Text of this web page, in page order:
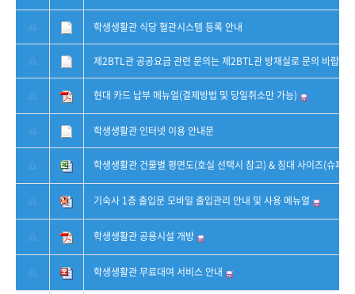
학생생활관 식당 혈관시스템 등록 안내
제2BTL관 공공요금 관련 문의는 제2BTL관 방재실로 문의 바랍니
현대 카드 납부 메뉴얼(결제방법 및 당일취소만 가능)
학생생활관 인터넷 이용 안내문
학생생활관 건물별 평면도(호실 선택시 참고) & 침대 사이즈(슈퍼
기숙사 1층 출입문 모바일 출입관리 안내 및 사용 메뉴얼
학생생활관 공용시설 개방
학생생활관 무료대여 서비스 안내